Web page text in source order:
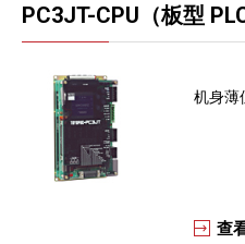
PC3JT-CPU（板型 PLC
机身薄
查